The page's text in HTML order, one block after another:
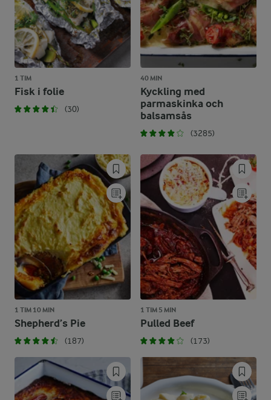
1 TIM
Fisk i folie
(30)
40 MIN
Kyckling med
parmaskinka och
balsamsås
(3285)
1 TIM 10 MIN
Shepherd’s Pie
(187)
1 TIM 5 MIN
Pulled Beef
(173)